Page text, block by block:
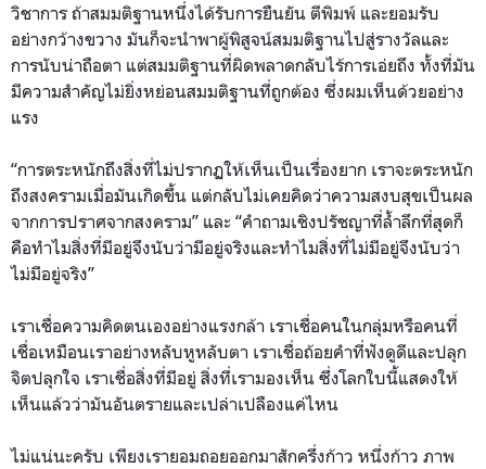
วิชาการ ถ้าสมมติฐานหนึ่งได้รับการยืนยัน ตีพิมพ์ และยอมรับ
อย่างกว้างขวาง มันก็จะนำพาผู้พิสูจน์สมมติฐานไปสู่รางวัลและ
การนับน่าถือตา แต่สมมติฐานที่ผิดพลาดกลับไร้การเอ่ยถึง ทั้งที่มัน
มีความสำคัญไม่ยิ่งหย่อนสมมติฐานที่ถูกต้อง ซึ่งผมเห็นด้วยอย่าง
แรง
“การตระหนักถึงสิ่งที่ไม่ปรากฏให้เห็นเป็นเรื่องยาก เราจะตระหนัก
ถึงสงครามเมื่อมันเกิดขึ้น แต่กลับไม่เคยคิดว่าความสงบสุขเป็นผล
จากการปราศจากสงคราม” และ “คำถามเชิงปรัชญาที่ล้ำลึกที่สุดก็
คือทำไมสิ่งที่มีอยู่จึงนับว่ามีอยู่จริงและทำไมสิ่งที่ไม่มีอยู่จึงนับว่า
ไม่มีอยู่จริง”
เราเชื่อความคิดตนเองอย่างแรงกล้า เราเชื่อคนในกลุ่มหรือคนที่
เชื่อเหมือนเราอย่างหลับหูหลับตา เราเชื่อถ้อยคำที่ฟังดูดีและปลุก
จิตปลุกใจ เราเชื่อสิ่งที่มีอยู่ สิ่งที่เรามองเห็น ซึ่งโลกใบนี้แสดงให้
เห็นแล้วว่ามันอันตรายและเปล่าเปลืองแค่ไหน
ไม่แน่นะครับ เพียงเรายอมถอยออกมาสักครึ่งก้าว หนึ่งก้าว ภาพ